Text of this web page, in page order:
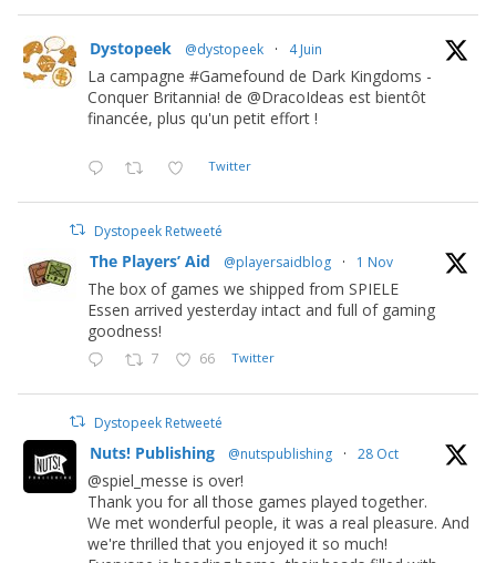
Dystopeek @dystopeek · 4 Juin
La campagne #Gamefound de Dark Kingdoms -
Conquer Britannia! de @DracoIdeas est bientôt
financée, plus qu'un petit effort !
Twitter
Dystopeek Retweeté
The Players’ Aid @playersaidblog · 1 Nov
The box of games we shipped from SPIELE
Essen arrived yesterday intact and full of gaming
goodness!
7 66 Twitter
Dystopeek Retweeté
Nuts! Publishing @nutspublishing · 28 Oct
@spiel_messe is over!
Thank you for all those games played together.
We met wonderful people, it was a real pleasure. And
we're thrilled that you enjoyed it so much!